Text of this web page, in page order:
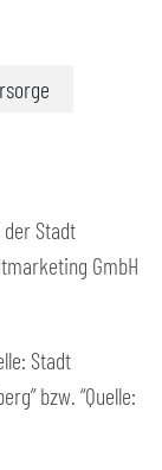
Stadt
GmbH
Stadt
bzw. “Quelle: